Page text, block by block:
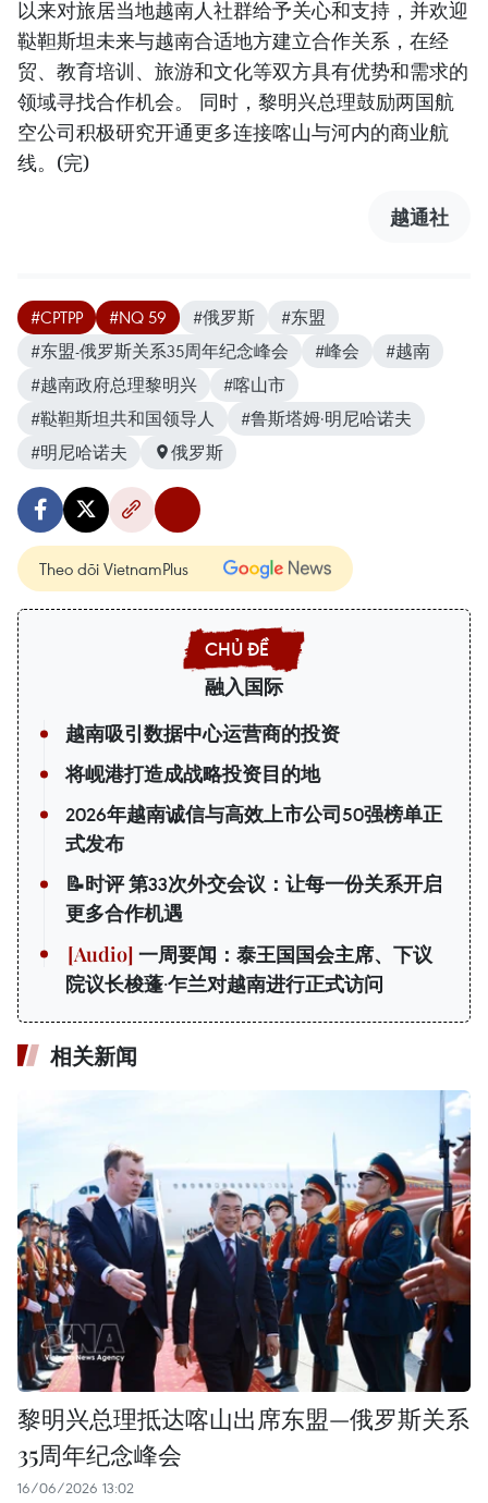
以来对旅居当地越南人社群给予关心和支持，并欢迎
鞑靼斯坦未来与越南合适地方建立合作关系，在经
贸、教育培训、旅游和文化等双方具有优势和需求的
领域寻找合作机会。 同时，黎明兴总理鼓励两国航
空公司积极研究开通更多连接喀山与河内的商业航
线。(完)
越通社
#CPTPP #NQ 59 #俄罗斯
#东盟
#东盟-俄罗斯关系35周年纪念峰会
#峰会
#越南
#越南政府总理黎明兴
#喀山市
#鞑靼斯坦共和国领导人
#鲁斯塔姆·明尼哈诺夫
#明尼哈诺夫
俄罗斯
Theo dõi VietnamPlus
融入国际
越南吸引数据中心运营商的投资
将岘港打造成战略投资目的地
2026年越南诚信与高效上市公司50强榜单正
式发布
📝时评 第33次外交会议：让每一份关系开启
更多合作机遇
一周要闻：泰王国国会主席、下议
院议长梭蓬·乍兰对越南进行正式访问
相关新闻
黎明兴总理抵达喀山出席东盟—俄罗斯关系
35周年纪念峰会
16/06/2026 13:02